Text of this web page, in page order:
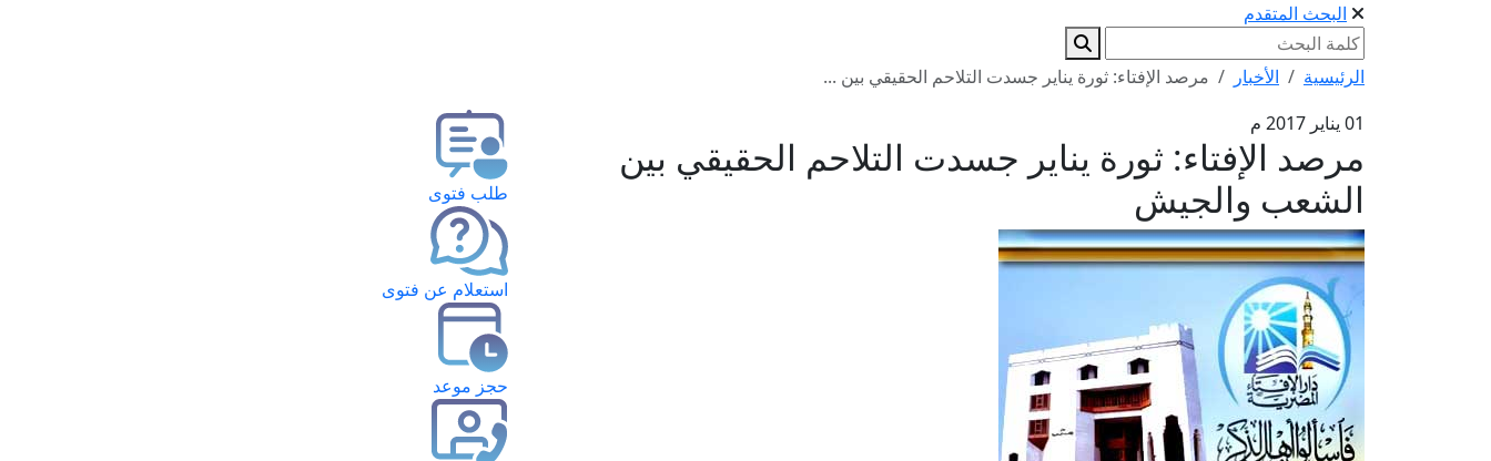
البحث المتقدم
الرئيسية الأخبار
مرصد الإفتاء: ثورة يناير جسدت التلاحم الحقيقي بين ...
01 يناير 2017 م
مرصد الإفتاء: ثورة يناير جسدت التلاحم الحقيقي بين
الشعب والجيش
طلب فتوى
استعلام عن فتوى
حجز موعد